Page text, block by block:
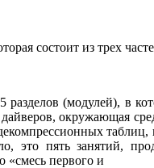
состоит из трех
(модулей), в
окружающая
это пять занятий,
«смесь первого и